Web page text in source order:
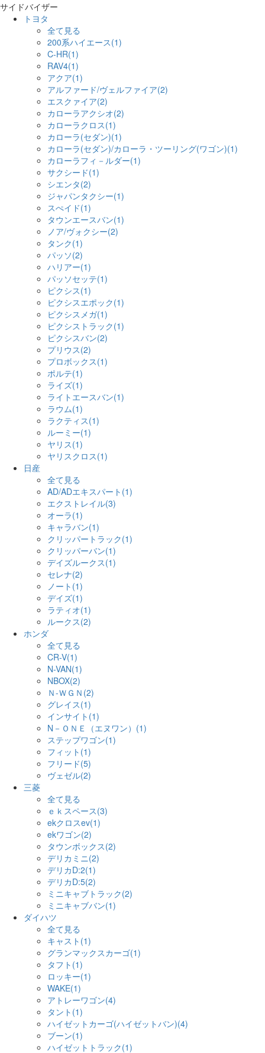
サイドバイザー
トヨタ
全て見る
200系ハイエース(1)
C-HR(1)
RAV4(1)
アクア(1)
アルファード/ヴェルファイア(2)
エスクァイア(2)
カローラアクシオ(2)
カローラクロス(1)
カローラ(セダン)(1)
カローラ(セダン)/カローラ・ツーリング(ワゴン)(1)
カローラフィ－ルダー(1)
サクシード(1)
シエンタ(2)
ジャパンタクシー(1)
スぺイド(1)
タウンエースバン(1)
ノア/ヴォクシー(2)
タンク(1)
パッソ(2)
ハリアー(1)
パッソセッテ(1)
ピクシス(1)
ピクシスエポック(1)
ピクシスメガ(1)
ピクシストラック(1)
ピクシスバン(2)
プリウス(2)
プロボックス(1)
ポルテ(1)
ライズ(1)
ライトエースバン(1)
ラウム(1)
ラクティス(1)
ルーミー(1)
ヤリス(1)
ヤリスクロス(1)
日産
全て見る
AD/ADエキスパート(1)
エクストレイル(3)
オーラ(1)
キャラバン(1)
クリッパートラック(1)
クリッパーバン(1)
デイズルークス(1)
セレナ(2)
ノート(1)
デイズ(1)
ラティオ(1)
ルークス(2)
ホンダ
全て見る
CR-V(1)
N-VAN(1)
NBOX(2)
Ｎ-ＷＧＮ(2)
グレイス(1)
インサイト(1)
N－ＯＮＥ（エヌワン）(1)
ステップワゴン(1)
フィット(1)
フリード(5)
ヴェゼル(2)
三菱
全て見る
ｅｋスペース(3)
ekクロスev(1)
ekワゴン(2)
タウンボックス(2)
デリカミニ(2)
デリカD:2(1)
デリカD:5(2)
ミニキャブトラック(2)
ミニキャブバン(1)
ダイハツ
全て見る
キャスト(1)
グランマックスカーゴ(1)
タフト(1)
ロッキー(1)
WAKE(1)
アトレーワゴン(4)
タント(1)
ハイゼットカーゴ(ハイゼットバン)(4)
ブーン(1)
ハイゼットトラック(1)